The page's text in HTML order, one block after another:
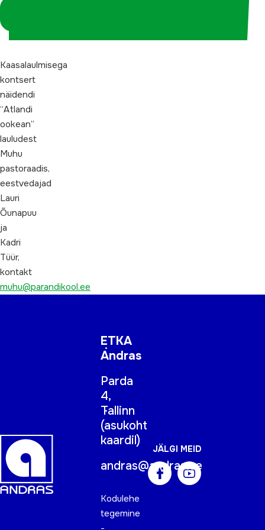
Kaasalaulmisega
kontsert
näidendi
“Atlandi
ookean”
lauludest
Muhu
pastoraadis,
eestvedajad
Lauri
Õunapuu
ja
Kadri
Tüür,
kontakt
muhu@parandikool.ee
ETKA
Andras
Parda
4,
Tallinn
(asukoht
kaardil)
andras@andras.ee
Kodulehe
tegemine
JÄLGI MEID